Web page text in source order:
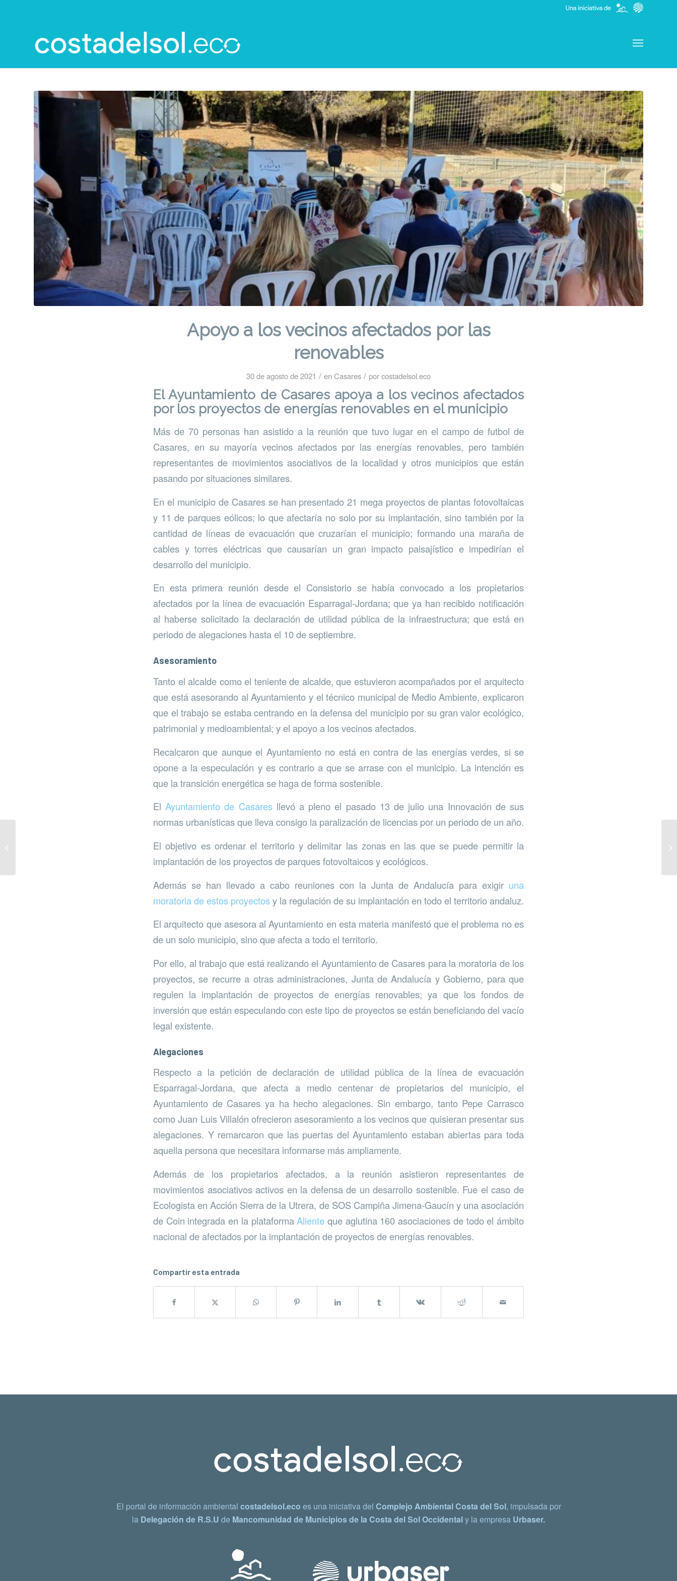
Apoyo a los vecinos afectados por las
renovables
30 de agosto de 2021 / enCasares / porcostadelsol.eco
El Ayuntamiento de Casares apoya a los vecinos afectados
por los proyectos de energías renovables en el municipio
Más de 70 personas han asistido a la reunión que tuvo lugar en el campo de futbol de
Casares, en su mayoría vecinos afectados por las energías renovables, pero también
representantes de movimientos asociativos de la localidad y otros municipios que están
pasando por situaciones similares.
En el municipio de Casares se han presentado 21 mega proyectos de plantas fotovoltaicas
y 11 de parques eólicos; lo que afectaría no solo por su implantación, sino también por la
cantidad de líneas de evacuación que cruzarían el municipio; formando una maraña de
cables y torres eléctricas que causarían un gran impacto paisajístico e impedirían el
desarrollo del municipio.
En esta primera reunión desde el Consistorio se había convocado a los propietarios
afectados por la línea de evacuación Esparragal-Jordana; que ya han recibido notificación
al haberse solicitado la declaración de utilidad pública de la infraestructura; que está en
periodo de alegaciones hasta el 10 de septiembre.
Asesoramiento
Tanto el alcalde como el teniente de alcalde, que estuvieron acompañados por el arquitecto
que está asesorando al Ayuntamiento y el técnico municipal de Medio Ambiente, explicaron
que el trabajo se estaba centrando en la defensa del municipio por su gran valor ecológico,
patrimonial y medioambiental; y el apoyo a los vecinos afectados.
Recalcaron que aunque el Ayuntamiento no está en contra de las energías verdes, si se
opone a la especulación y es contrario a que se arrase con el municipio. La intención es
que la transición energética se haga de forma sostenible.
ElAyuntamiento de Casaresllevó a pleno el pasado 13 de julio una Innovación de sus
normas urbanísticas que lleva consigo la paralización de licencias por un periodo de un año.
El objetivo es ordenar el territorio y delimitar las zonas en las que se puede permitir la
implantación de los proyectos de parques fotovoltaicos y ecológicos.
Además se han llevado a cabo reuniones con la Junta de Andalucía para exigir una
moratoria de estos proyectosy la regulación de su implantación en todo el territorio andaluz.
El arquitecto que asesora al Ayuntamiento en esta materia manifestó que el problema no es
de un solo municipio, sino que afecta a todo el territorio.
Por ello, al trabajo que está realizando el Ayuntamiento de Casares para la moratoria de los
proyectos, se recurre a otras administraciones, Junta de Andalucía y Gobierno, para que
regulen la implantación de proyectos de energías renovables; ya que los fondos de
inversión que están especulando con este tipo de proyectos se están beneficiando del vacío
legal existente.
Alegaciones
Respecto a la petición de declaración de utilidad pública de la línea de evacuación
Esparragal-Jordana, que afecta a medio centenar de propietarios del municipio, el
Ayuntamiento de Casares ya ha hecho alegaciones. Sin embargo, tanto Pepe Carrasco
como Juan Luis Villalón ofrecieron asesoramiento a los vecinos que quisieran presentar sus
alegaciones. Y remarcaron que las puertas del Ayuntamiento estaban abiertas para toda
aquella persona que necesitara informarse más ampliamente.
Además de los propietarios afectados, a la reunión asistieron representantes de
movimientos asociativos activos en la defensa de un desarrollo sostenible. Fue el caso de
Ecologista en Acción Sierra de la Utrera, de SOS Campiña Jimena-Gaucín y una asociación
de Coin integrada en la plataformaAliente que aglutina 160 asociaciones de todo el ámbito
nacional de afectados por la implantación de proyectos de energías renovables.
Compartir esta entrada
El portal de información ambiental costadelsol.eco es una iniciativa del Complejo Ambiental Costa del Sol, impulsada por
la Delegación de R.S.U de Mancomunidad de Municipios de la Costa del Sol Occidentaly la empresa Urbaser.